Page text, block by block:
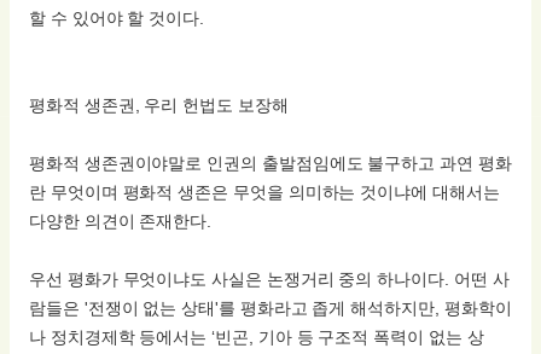
할 수 있어야 할 것이다.
평화적 생존권, 우리 헌법도 보장해
평화적 생존권이야말로 인권의 출발점임에도 불구하고 과연 평화
란 무엇이며 평화적 생존은 무엇을 의미하는 것이냐에 대해서는
다양한 의견이 존재한다.
우선 평화가 무엇이냐도 사실은 논쟁거리 중의 하나이다. 어떤 사
람들은 '전쟁이 없는 상태'를 평화라고 좁게 해석하지만, 평화학이
나 정치경제학 등에서는 ‘빈곤, 기아 등 구조적 폭력이 없는 상